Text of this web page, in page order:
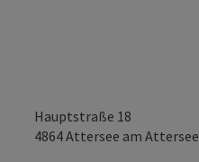
Hauptstraße 18
4864Attersee am Attersee